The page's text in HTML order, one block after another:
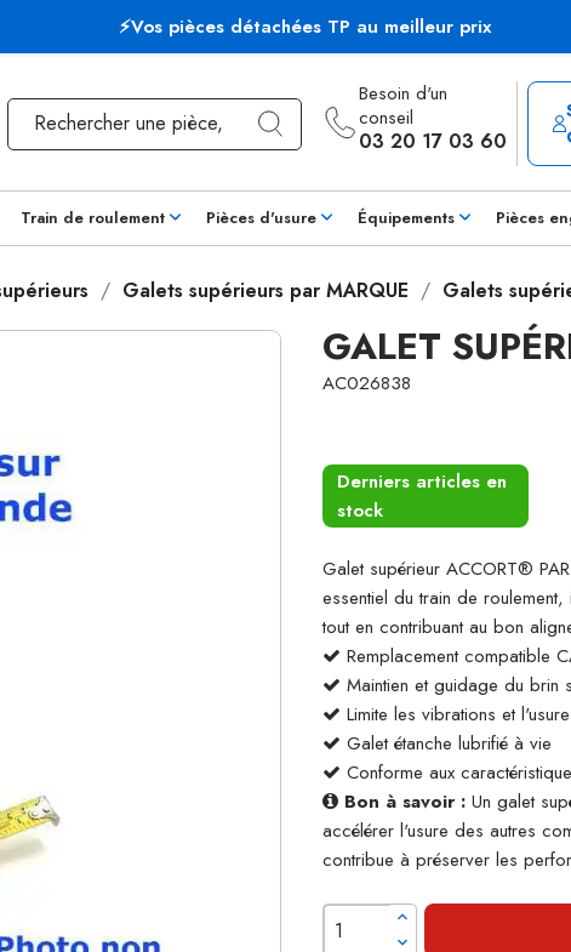
⚡Vos pièces détachées TP au meilleur prix
Besoin d'un
conseil
03 20 17 03 60
Train de roulement Pièces d'usure Équipements Pièces
Galets supérieurs par MARQUE Galets
GALET
AC026838
Derniers articles en
stock
Galet supérieur ACCORT®
essentiel du train de
tout en contribuant au bon
Remplacement compatible
Maintien et guidage du brin
Limite les vibrations et
Galet étanche lubrifié à vie
Conforme aux
Bon à savoir : Un galet
accélérer l'usure des autres
contribue à préserver les